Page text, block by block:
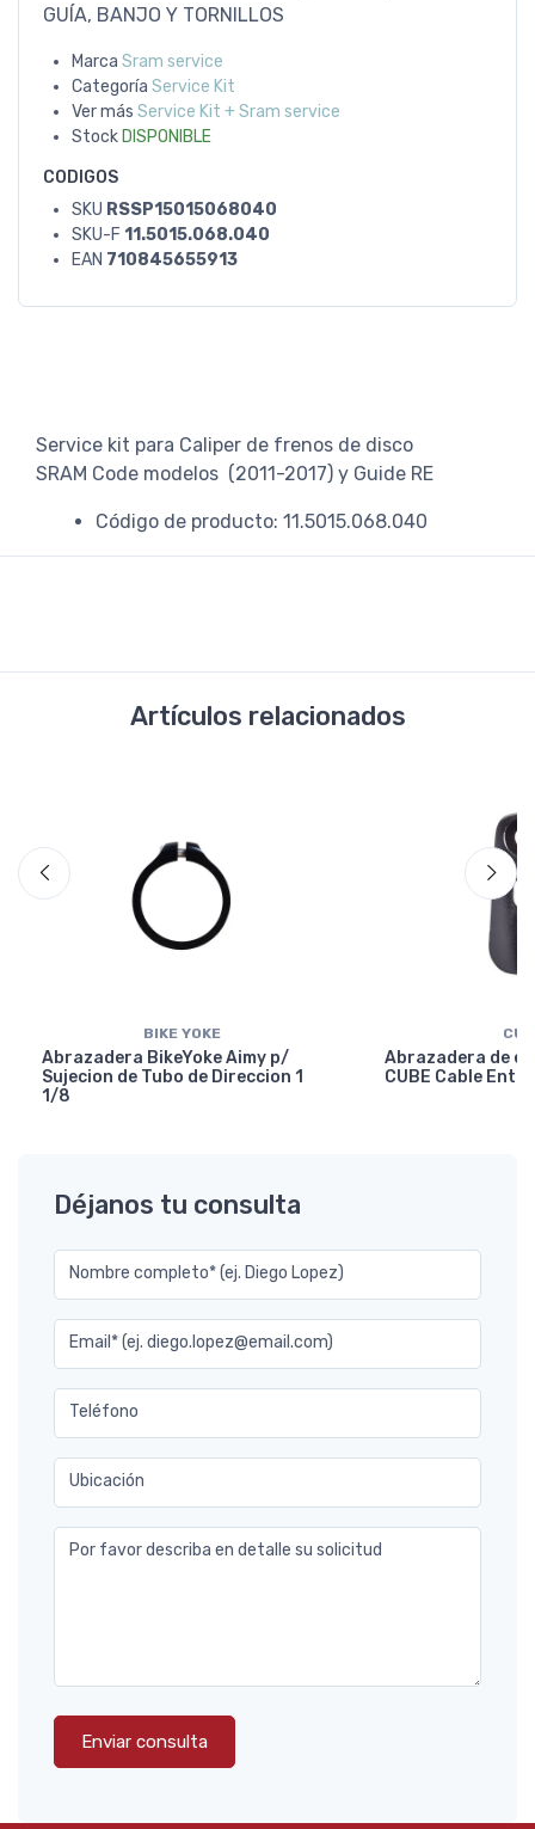
GUÍA, BANJO Y TORNILLOS
Marca Sram service
Categoría Service Kit
Ver más Service Kit + Sram service
Stock DISPONIBLE
CODIGOS
SKU RSSP15015068040
SKU-F 11.5015.068.040
EAN 710845655913
Service kit para Caliper de frenos de disco
SRAM Code modelos (2011-2017) y Guide RE
Código de producto: 11.5015.068.040
Artículos relacionados
BIKE YOKE
Abrazadera BikeYoke Aimy p/
Sujecion de Tubo de Direccion 1
1/8
Abrazadera de
CUBE Cable
Déjanos tu consulta
Nombre completo* (ej. Diego Lopez)
Email* (ej. diego.lopez@email.com)
Teléfono
Ubicación
Por favor describa en detalle su solicitud
Enviar consulta